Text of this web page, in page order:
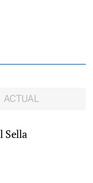
ACTUAL
Sella